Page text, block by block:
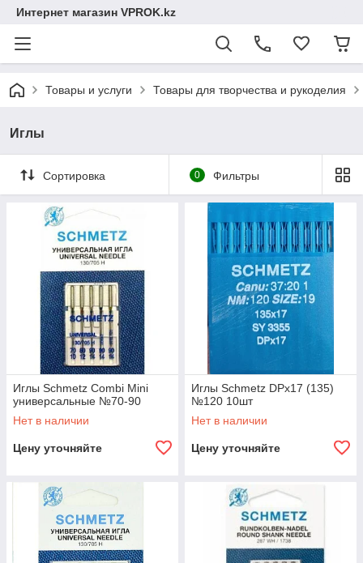
Интернет магазин VPROK.kz
Товары и услуги Товары для творчества и рукоделия
Иглы
Сортировка 0 Фильтры
Иглы Schmetz Combi Mini
универсальные №70-90
Нет в наличии
Цену уточняйте
Иглы Schmetz DPx17 (135)
№120 10шт
Нет в наличии
Цену уточняйте